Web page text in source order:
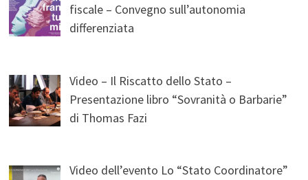
fiscale – Convegno sull’autonomia
differenziata
Video – Il Riscatto dello Stato –
Presentazione libro “Sovranità o Barbarie”
di Thomas Fazi
Video dell’evento Lo “Stato Coordinatore”